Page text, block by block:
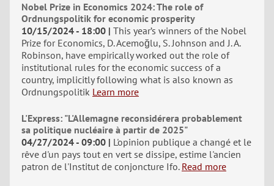
Nobel Prize in Economics 2024: The role of
Ordnungspolitik for economic prosperity
10/15/2024 - 18:00 This year’s winners of the Nobel
Prize for Economics, D. Acemoğlu, S. Johnson and J. A.
Robinson, have empirically worked out the role of
institutional rules for the economic success of a
country, implicitly following what is also known as
Ordnungspolitik Learn more
L'Express: "L'Allemagne reconsidérera probablement
sa politique nucléaire à partir de 2025"
04/27/2024 - 09:00
L'opinion publique a changé et le
rêve d'un pays tout en vert se dissipe, estime l'ancien
patron de l'Institut de conjoncture Ifo. Read more